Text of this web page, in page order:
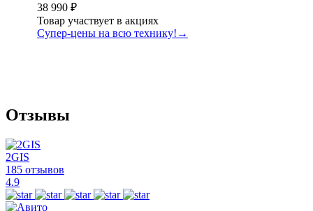
38 990 ₽
Товар участвует в акциях
Супер-цены на всю технику! →
Отзывы
2GIS
185 отзывов
4.9